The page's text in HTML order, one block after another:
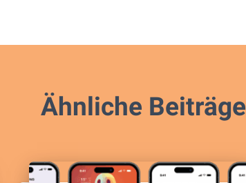
Ähnliche Beiträge